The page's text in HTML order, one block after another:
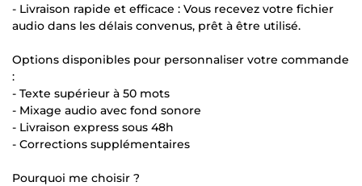
- Livraison rapide et efficace : Vous recevez votre fichier
audio dans les délais convenus, prêt à être utilisé.
Options disponibles pour personnaliser votre commande
:
- Texte supérieur à 50 mots
- Mixage audio avec fond sonore
- Livraison express sous 48h
- Corrections supplémentaires
Pourquoi me choisir ?